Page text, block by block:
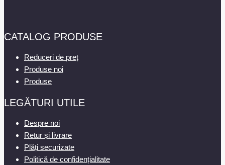
CATALOG PRODUSE
Reduceri de preț
Produse noi
Produse
LEGĂTURI UTILE
Despre noi
Retur și livrare
Plăți securizate
Politică de confidențialitate